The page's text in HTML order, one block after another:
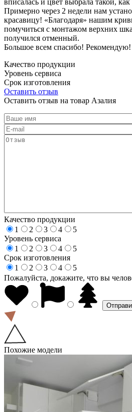
Примерно через 2 недели нам
красавицу! «Благодаря» нашим
помучиться с монтажом верхних
получился отменный.
Большое всем спасибо! Рекомендую!
Качество продукции
Уровень сервиса
Срок изготовления
Оставить отзыв
Оставить отзыв на товар Азалия
Качество продукции
1
2 3 4
5
Уровень сервиса
1
2 3 4
5
Срок изготовления
1
2 3 4
5
Пожалуйста, докажите, что вы
Похожие модели